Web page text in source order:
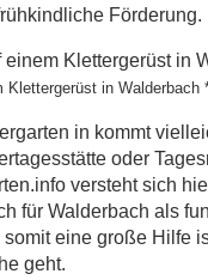
Förderung.
Klettergerüst in Walderbach
in kommt
oder
versteht sich
für Walderbach als
eine große Hilfe
geht.